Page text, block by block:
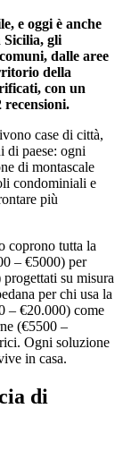
e oggi è anche
Sicilia, gli
dalle aree
della
con un
recensioni.
case di città,
di paese: ogni
di montascale
condominiali e
più
coprono tutta la
– €5000) per
su misura
per chi usa la
– €20.000) come
(€5500 –
Ogni soluzione
in casa.
di